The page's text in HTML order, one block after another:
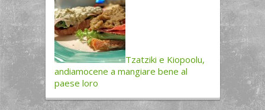
Tzatziki e Kiopoolu,
andiamocene a mangiare bene al
paese loro